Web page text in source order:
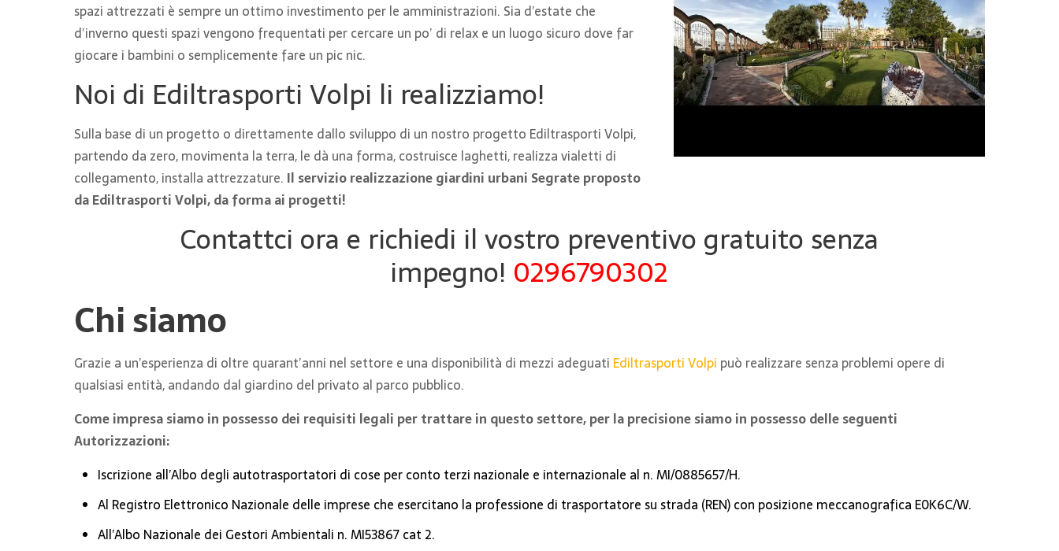
spazi attrezzati è sempre un ottimo investimento per le amministrazioni. Sia d’estate che
d’inverno questi spazi vengono frequentati per cercare un po’ di relax e un luogo sicuro dove far
giocare i bambini o semplicemente fare un pic nic.
Noi di Ediltrasporti Volpi li realizziamo!
Sulla base di un progetto o direttamente dallo sviluppo di un nostro progetto Ediltrasporti Volpi,
partendo da zero, movimenta la terra, le dà una forma, costruisce laghetti, realizza vialetti di
collegamento, installa attrezzature. Il servizio realizzazione giardini urbani Segrate proposto
da Ediltrasporti Volpi, da forma ai progetti!
Contattci ora e richiedi il vostro preventivo gratuito senza
impegno! 0296790302
Chi siamo
Grazie a un’esperienza di oltre quarant’anni nel settore e una disponibilità di mezzi adeguati Ediltrasporti Volpi può realizzare senza problemi opere di
qualsiasi entità, andando dal giardino del privato al parco pubblico.
Come impresa siamo in possesso dei requisiti legali per trattare in questo settore, per la precisione siamo in possesso delle seguenti
Autorizzazioni:
Iscrizione all’Albo degli autotrasportatori di cose per conto terzi nazionale e internazionale al n. MI/0885657/H.
Al Registro Elettronico Nazionale delle imprese che esercitano la professione di trasportatore su strada (REN) con posizione meccanografica E0K6C/W.
All’Albo Nazionale dei Gestori Ambientali n. MI53867 cat 2.